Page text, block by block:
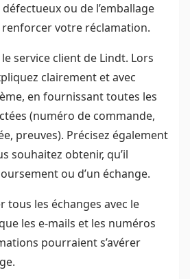
ou de l’emballage
votre réclamation.
service client de Lindt. Lors
clairement et avec
en fournissant toutes les
(numéro de commande,
preuves). Précisez également
souhaitez obtenir, qu’il
ou d’un échange.
tous les échanges avec le
les e-mails et les numéros
pourraient s’avérer